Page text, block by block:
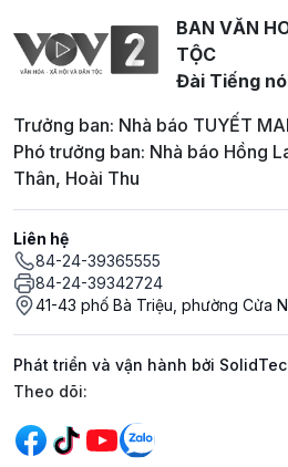
BAN VĂN
TỘC
Đài Tiếng
Trưởng ban: Nhà báo TUYẾT MAI
Phó trưởng ban: Nhà báo Hồng
Thân, Hoài Thu
Liên hệ
84-24-39365555
84-24-39342724
41-43 phố Bà Triệu, phường Cửa
Phát triển và vận hành bởi
Mạng xã hội
Theo dõi: